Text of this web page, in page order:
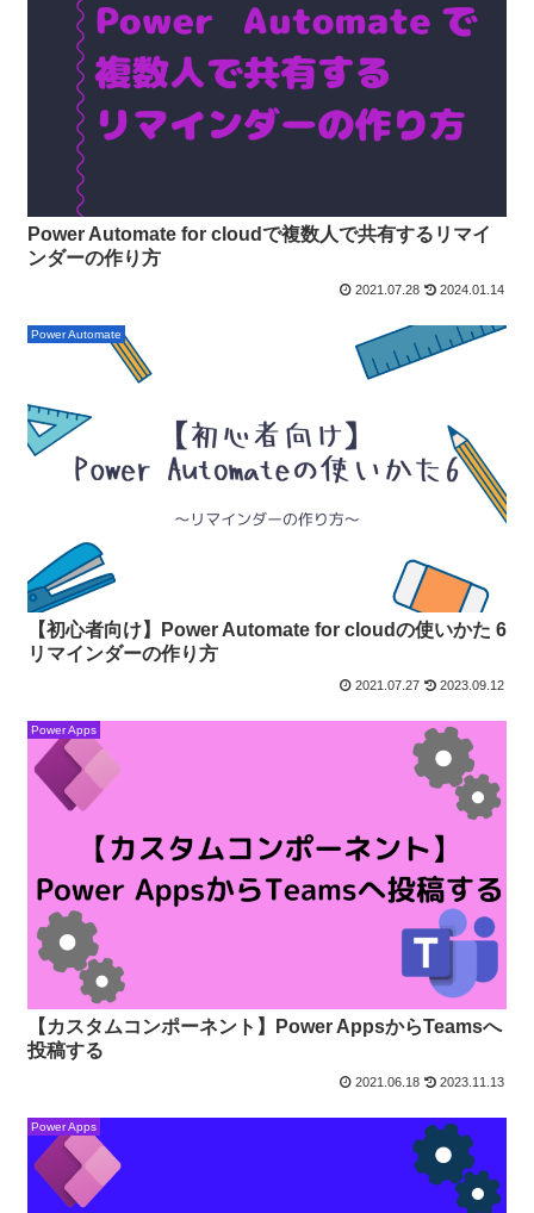
Power Automate for cloudで複数人で共有するリマイ
ンダーの作り方
2021.07.28 2024.01.14
Power Automate
【初心者向け】Power Automate for cloudの使いかた 6
リマインダーの作り方
2021.07.27 2023.09.12
Power Apps
【カスタムコンポーネント】Power AppsからTeamsへ
投稿する
2021.06.18 2023.11.13
Power Apps